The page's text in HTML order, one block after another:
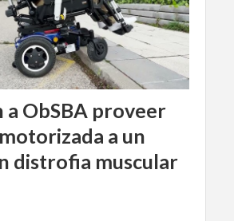
a ObSBA proveer
a un
distrofia muscular